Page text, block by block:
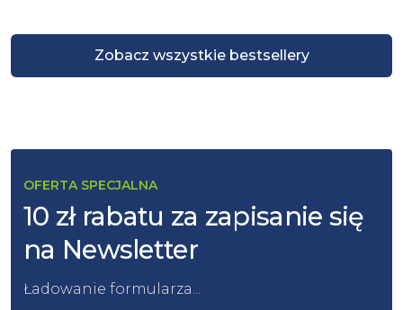
Zobacz wszystkie bestsellery
OFERTA SPECJALNA
10 zł rabatu za zapisanie się
na Newsletter
Ładowanie formularza...